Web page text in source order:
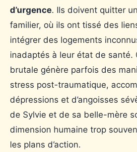
d’urgence. Ils doivent quitter
familier, où ils ont tissé des
intégrer des logements
inadaptés à leur état de santé.
brutale génère parfois des
stress post-traumatique,
dépressions et d’angoisses
de Sylvie et de sa belle-mère
dimension humaine trop
les plans d’action.